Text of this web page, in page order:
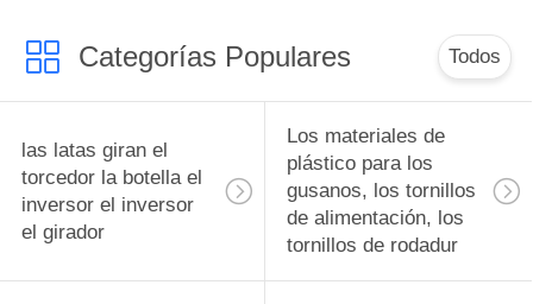
expandido China
Categorías Populares Todos
las latas giran el
torcedor la botella el
inversor el inversor
el girador
Los materiales de
plástico para los
gusanos, los tornillos
de alimentación, los
tornillos de rodadur